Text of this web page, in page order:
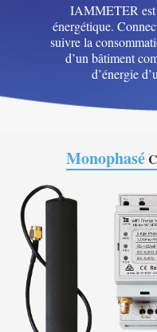
IAMMETER est
énergétique.
suivre la
d’un bâtiment
d’énergie
Monophasé